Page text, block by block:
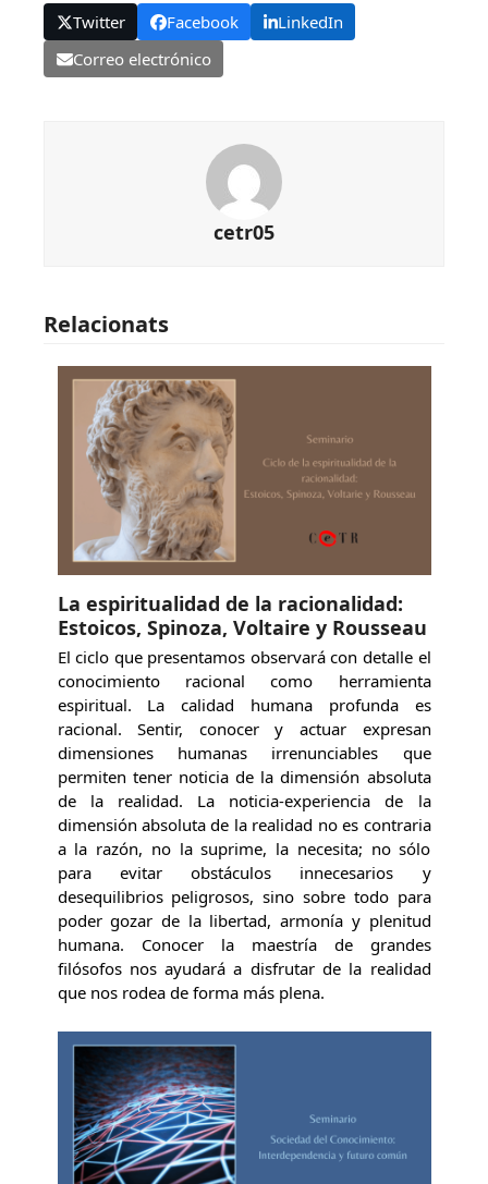
Twitter Facebook
LinkedIn
Correo electrónico
cetr05
Relacionats
La espiritualidad de la racionalidad:
Estoicos, Spinoza, Voltaire y Rousseau
El ciclo que presentamos observará con detalle el
conocimiento racional como herramienta
espiritual. La calidad humana profunda es
racional. Sentir, conocer y actuar expresan
dimensiones humanas irrenunciables que
permiten tener noticia de la dimensión absoluta
de la realidad. La noticia-experiencia de la
dimensión absoluta de la realidad no es contraria
a la razón, no la suprime, la necesita; no sólo
para evitar obstáculos innecesarios y
desequilibrios peligrosos, sino sobre todo para
poder gozar de la libertad, armonía y plenitud
humana. Conocer la maestría de grandes
filósofos nos ayudará a disfrutar de la realidad
que nos rodea de forma más plena.